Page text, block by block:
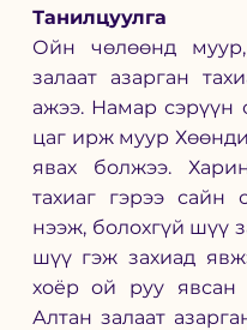
Танилцуулга
Ойн чөлөөнд
залаат азарган
ажээ. Намар сэрүүн
цаг ирж муур
явах болжээ.
тахиаг гэрээ сайн
нээж, болохгүй шүү
шүү гэж захиад
хоёр ой руу явсан
Алтан залаат